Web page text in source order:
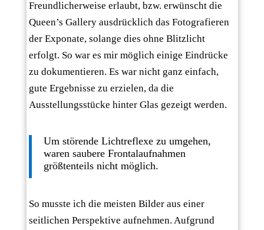
Freundlicherweise erlaubt, bzw. erwünscht die
Queen’s Gallery ausdrücklich das Fotografieren
der Exponate, solange dies ohne Blitzlicht
erfolgt. So war es mir möglich einige Eindrücke
zu dokumentieren. Es war nicht ganz einfach,
gute Ergebnisse zu erzielen, da die
Ausstellungsstücke hinter Glas gezeigt werden.
Um störende Lichtreflexe zu umgehen,
waren saubere Frontalaufnahmen
größtenteils nicht möglich.
So musste ich die meisten Bilder aus einer
seitlichen Perspektive aufnehmen. Aufgrund